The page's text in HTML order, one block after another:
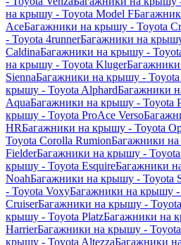
на крышу - Toyota Model F
AceБагажники на крышу - Toyota
- Toyota 4runnerБагажники на
CaldinaБагажники на крышу -
на крышу - Toyota Kluger
SiennaБагажники на крышу - Toyota
крышу - Toyota AlphardБагажники
AquaБагажники на крышу - Toyota
крышу - Toyota ProAce Verso
HRБагажники на крышу - Toyota
Toyota Corolla RumionБагажники
FielderБагажники на крышу -
крышу - Toyota EsquireБагажники
NoahБагажники на крышу - Toyota
- Toyota VoxyБагажники на крышу -
CruiserБагажники на крышу -
крышу - Toyota PlatzБагажники на
HarrierБагажники на крышу -
крышу - Toyota AltezzaБагажники